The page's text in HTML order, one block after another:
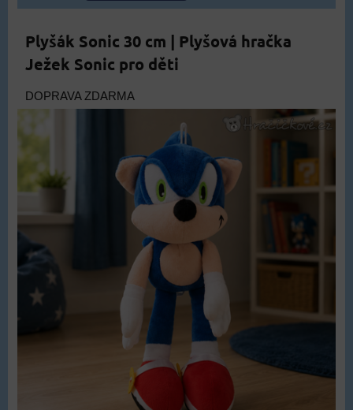
Plyšák Sonic 30 cm | Plyšová hračka
Ježek Sonic pro děti
DOPRAVA ZDARMA